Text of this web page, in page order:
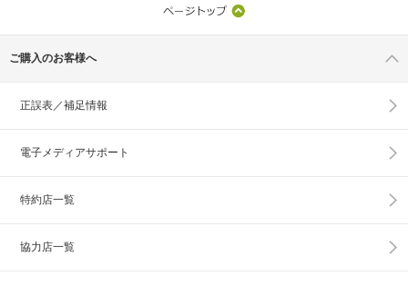
ご購入のお客様へ
正誤表／補足情報
電子メディアサポート
特約店一覧
協力店一覧